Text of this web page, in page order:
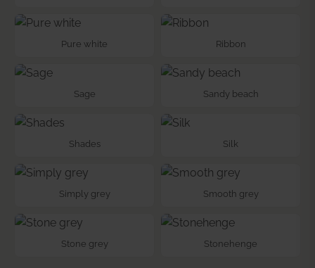
Pure white Ribbon
Sage Sandy beach
Shades Silk
Simply grey Smooth grey
Stone grey Stonehenge